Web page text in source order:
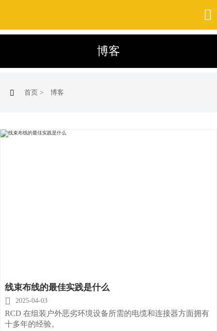

博客
 首页 > 博客
线束布线的最佳实践是什么
 2025-04-03
RCD 在组装户外恶劣环境设备所需的电缆和连接器方面拥有
十多年的经验。